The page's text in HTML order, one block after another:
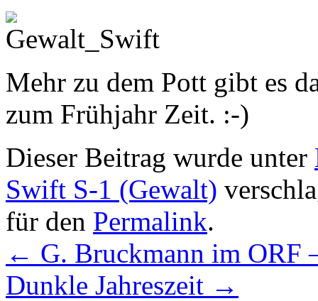
Mehr zu dem Pott gibt es
zum Frühjahr Zeit. :-)
Dieser Beitrag wurde unter
Swift S-1 (Gewalt)
für den Permalink.
← G. Bruckmann im ORF
Dunkle Jahreszeit →